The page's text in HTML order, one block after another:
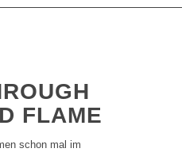
FLAME
schon mal im